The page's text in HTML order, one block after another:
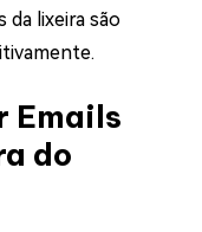
da lixeira são
Emails
do